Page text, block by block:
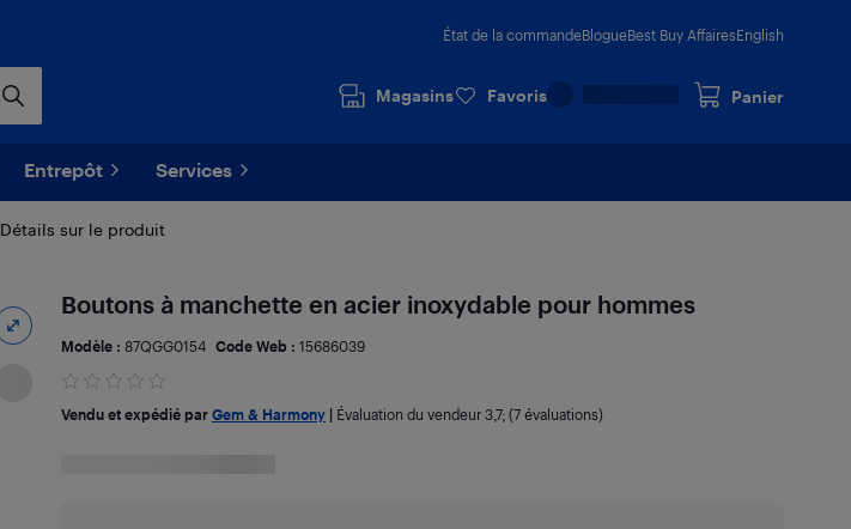
État de la commandeBlogueBest Buy AffairesEnglish
Magasins Favoris Panier
Entrepôt Services
Détails sur le produit
Boutons à manchette en acier inoxydable pour hommes
Modèle : 87QGG0154 Code Web : 15686039
Vendu et expédié par Gem & Harmony| Évaluation du vendeur 3,7; (7 évaluations)